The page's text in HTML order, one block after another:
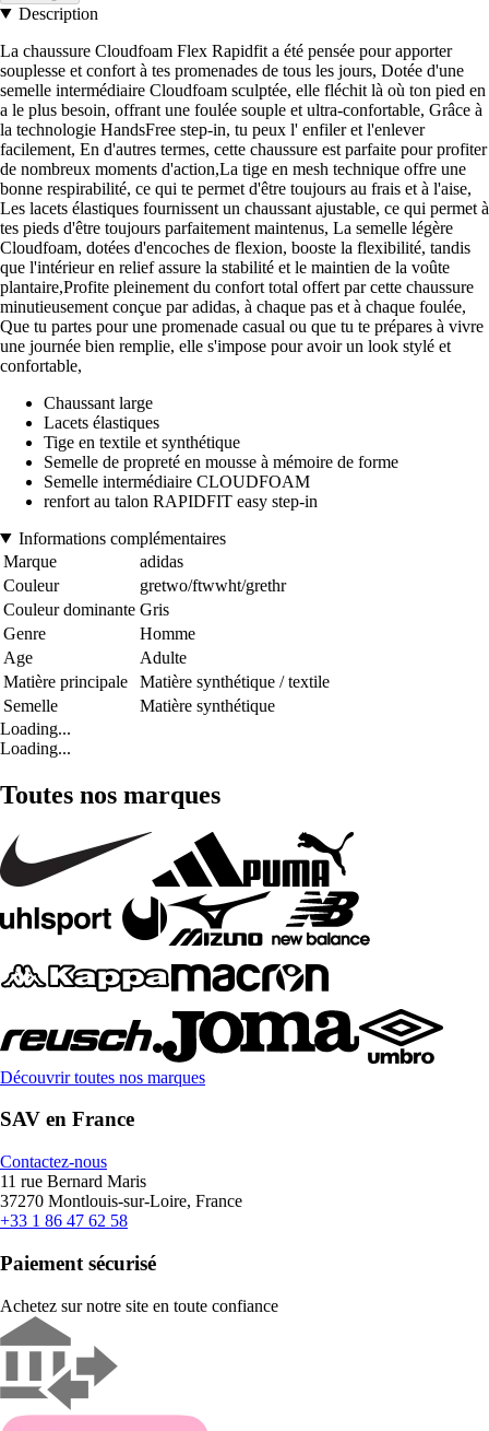
Description
La chaussure Cloudfoam Flex Rapidfit a été pensée pour apporter
souplesse et confort à tes promenades de tous les jours, Dotée d'une
semelle intermédiaire Cloudfoam sculptée, elle fléchit là où ton pied en
a le plus besoin, offrant une foulée souple et ultra-confortable, Grâce à
la technologie HandsFree step-in, tu peux l' enfiler et l'enlever
facilement, En d'autres termes, cette chaussure est parfaite pour profiter
de nombreux moments d'action,La tige en mesh technique offre une
bonne respirabilité, ce qui te permet d'être toujours au frais et à l'aise,
Les lacets élastiques fournissent un chaussant ajustable, ce qui permet à
tes pieds d'être toujours parfaitement maintenus, La semelle légère
Cloudfoam, dotées d'encoches de flexion, booste la flexibilité, tandis
que l'intérieur en relief assure la stabilité et le maintien de la voûte
plantaire,Profite pleinement du confort total offert par cette chaussure
minutieusement conçue par adidas, à chaque pas et à chaque foulée,
Que tu partes pour une promenade casual ou que tu te prépares à vivre
une journée bien remplie, elle s'impose pour avoir un look stylé et
confortable,
Chaussant large
Lacets élastiques
Tige en textile et synthétique
Semelle de propreté en mousse à mémoire de forme
Semelle intermédiaire CLOUDFOAM
renfort au talon RAPIDFIT easy step-in
Informations complémentaires
Marque
adidas
Couleur
gretwo/ftwwht/grethr
Couleur dominante Gris
Genre
Homme
Age
Adulte
Matière principale
Matière synthétique / textile
Semelle
Matière synthétique
Loading...
Loading...
Toutes nos marques
Découvrir toutes nos marques
SAV en France
Contactez-nous
11 rue Bernard Maris
37270 Montlouis-sur-Loire, France
+33 1 86 47 62 58
Paiement sécurisé
Achetez sur notre site en toute confiance